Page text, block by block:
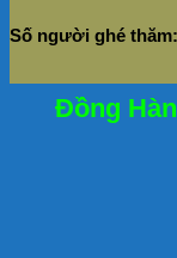
Số người ghé thăm:
Đồng